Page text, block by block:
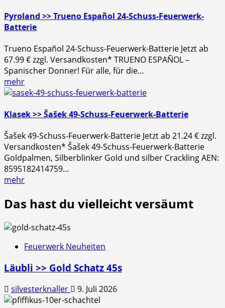
Pyroland >> Trueno Español 24-Schuss-Feuerwerk-
Batterie
Trueno Español 24-Schuss-Feuerwerk-Batterie Jetzt ab
67.99 € zzgl. Versandkosten* TRUENO ESPAÑOL –
Spanischer Donner! Für alle, für die…
mehr
Klasek >> Šašek 49-Schuss-Feuerwerk-Batterie
Šašek 49-Schuss-Feuerwerk-Batterie Jetzt ab 21.24 € zzgl.
Versandkosten* Šašek 49-Schuss-Feuerwerk-Batterie
Goldpalmen, Silberblinker Gold und silber Crackling AEN:
8595182414759…
mehr
Das hast du vielleicht versäumt
Feuerwerk Neuheiten
Läubli >> Gold Schatz 45s
silvesterknaller 9. Juli 2026